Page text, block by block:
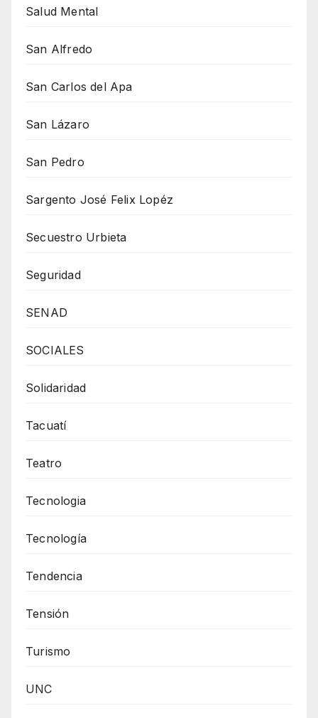
Salud Mental
San Alfredo
San Carlos del Apa
San Lázaro
San Pedro
Sargento José Felix Lopéz
Secuestro Urbieta
Seguridad
SENAD
SOCIALES
Solidaridad
Tacuatí
Teatro
Tecnologia
Tecnología
Tendencia
Tensión
Turismo
UNC